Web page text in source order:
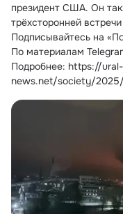
президент США. Он
трёхсторонней
Подписывайтесь на
По материалам
Подробнее: https://ural-
news.net/society/